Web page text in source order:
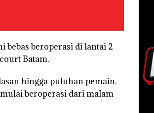
beroperasi di lantai 2
Batam.
hingga puluhan pemain.
beroperasi dari malam